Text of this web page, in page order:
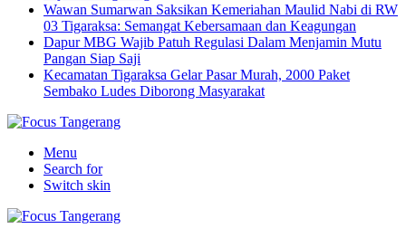
Wawan Sumarwan Saksikan Kemeriahan Maulid Nabi di RW
03 Tigaraksa: Semangat Kebersamaan dan Keagungan
Dapur MBG Wajib Patuh Regulasi Dalam Menjamin Mutu
Pangan Siap Saji
Kecamatan Tigaraksa Gelar Pasar Murah, 2000 Paket
Sembako Ludes Diborong Masyarakat
Menu
Search for
Switch skin